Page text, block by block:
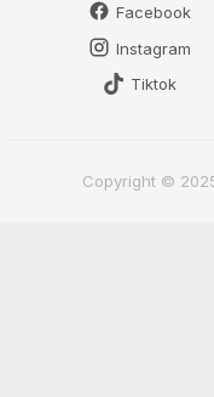
Facebook
Instagram
Tiktok
Copyright ©